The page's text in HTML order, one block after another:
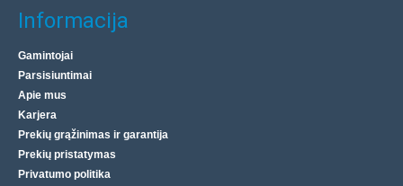
Informacija
Gamintojai
Parsisiuntimai
Apie mus
Karjera
Prekių grąžinimas ir garantija
Prekių pristatymas
Privatumo politika